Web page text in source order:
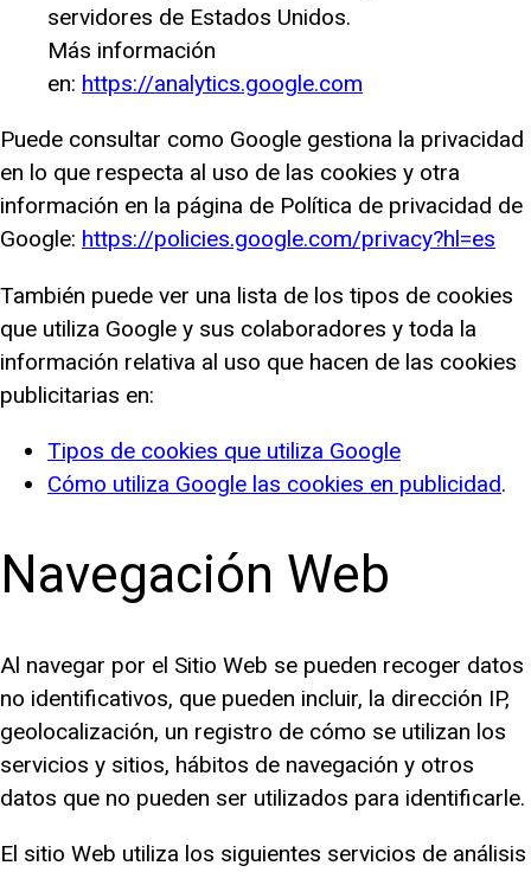
servidores de Estados Unidos.
Más información
en: https://analytics.google.com
Puede consultar como Google gestiona la privacidad
en lo que respecta al uso de las cookies y otra
información en la página de Política de privacidad de
Google: https://policies.google.com/privacy?hl=es
También puede ver una lista de los tipos de cookies
que utiliza Google y sus colaboradores y toda la
información relativa al uso que hacen de las cookies
publicitarias en:
Tipos de cookies que utiliza Google
Cómo utiliza Google las cookies en publicidad.
Navegación Web
Al navegar por el Sitio Web se pueden recoger datos
no identificativos, que pueden incluir, la dirección IP,
geolocalización, un registro de cómo se utilizan los
servicios y sitios, hábitos de navegación y otros
datos que no pueden ser utilizados para identificarle.
El sitio Web utiliza los siguientes servicios de análisis